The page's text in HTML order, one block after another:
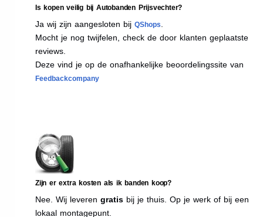
Is kopen veilig bij Autobanden Prijsvechter?
Ja wij zijn aangesloten bij QShops
Mocht je nog twijfelen, check de door klanten geplaatste
reviews.
Deze vind je op de onafhankelijke beoordelingssite van
Feedbackcompany
Zijn er extra kosten als ik banden koop?
Nee. Wij leveren gratis bij je thuis. Op je werk of bij een
lokaal montagepunt.